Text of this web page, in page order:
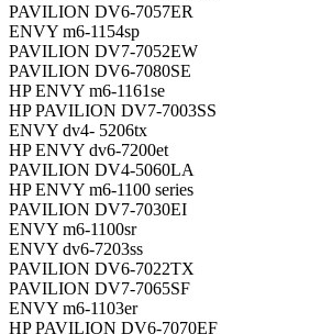
PAVILION DV6-7057ER
ENVY m6-1154sp
PAVILION DV7-7052EW
PAVILION DV6-7080SE
HP ENVY m6-1161se
HP PAVILION DV7-7003SS
ENVY dv4- 5206tx
HP ENVY dv6-7200et
PAVILION DV4-5060LA
HP ENVY m6-1100 series
PAVILION DV7-7030EI
ENVY m6-1100sr
ENVY dv6-7203ss
PAVILION DV6-7022TX
PAVILION DV7-7065SF
ENVY m6-1103er
HP PAVILION DV6-7070EF